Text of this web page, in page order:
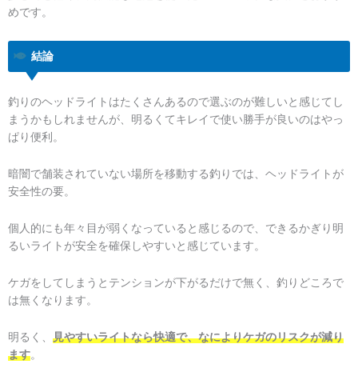
めです。
結論
釣りのヘッドライトはたくさんあるので選ぶのが難しいと感じてし
まうかもしれませんが、明るくてキレイで使い勝手が良いのはやっ
ぱり便利。
暗闇で舗装されていない場所を移動する釣りでは、ヘッドライトが
安全性の要。
個人的にも年々目が弱くなっていると感じるので、できるかぎり明
るいライトが安全を確保しやすいと感じています。
ケガをしてしまうとテンションが下がるだけで無く、釣りどころで
は無くなります。
明るく、 見やすいライトなら快適で、なによりケガのリスクが減り
ます。